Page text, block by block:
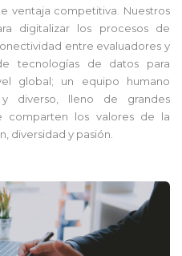
ventaja competitiva. Nuestros
digitalizar los procesos de
entre evaluadores y
tecnologías de datos para
global; un equipo humano
y diverso, lleno de grandes
comparten los valores de la
diversidad y pasión.